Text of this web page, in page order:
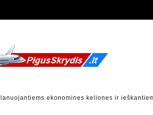
ekonomines keliones ir